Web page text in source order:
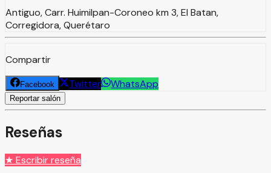
Antiguo, Carr. Huimilpan-Coroneo km 3, El Batan,
Corregidora, Querétaro
Compartir
Facebook Twitter WhatsApp
Reportar salón
Reseñas
★ Escribir reseña